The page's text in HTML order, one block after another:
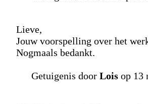
Lieve,
Jouw voorspelling over het
Nogmaals bedankt.
Getuigenis door Lois op 13